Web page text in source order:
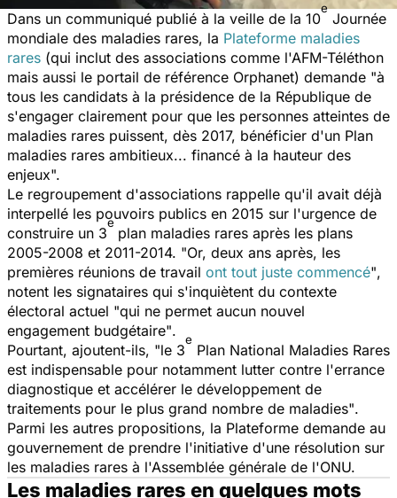
Dans un communiqué publié à la veille de la 10
e
Journée
mondiale des maladies rares, la Plateforme maladies
rares (qui inclut des associations comme l'AFM-Téléthon
mais aussi le portail de référence Orphanet) demande "à
tous les candidats à la présidence de la République de
s'engager clairement pour que les personnes atteintes de
maladies rares puissent, dès 2017, bénéficier d'un Plan
maladies rares ambitieux... financé à la hauteur des
enjeux".
Le regroupement d'associations rappelle qu'il avait déjà
interpellé les pouvoirs publics en 2015 sur l'urgence de
construire un 3
e
plan maladies rares après les plans
2005-2008 et 2011-2014. "Or, deux ans après, les
premières réunions de travail ont tout juste commencé",
notent les signataires qui s'inquiètent du contexte
électoral actuel "qui ne permet aucun nouvel
engagement budgétaire".
Pourtant, ajoutent-ils, "le 3
e
Plan National Maladies Rares
est indispensable pour notamment lutter contre l'errance
diagnostique et accélérer le développement de
traitements pour le plus grand nombre de maladies".
Parmi les autres propositions, la Plateforme demande au
gouvernement de prendre l'initiative d'une résolution sur
les maladies rares à l'Assemblée générale de l'ONU.
Les maladies rares en quelques mots